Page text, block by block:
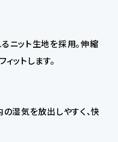
ニット生地を採用。伸縮
ットします。
湿気を放出しやすく、快